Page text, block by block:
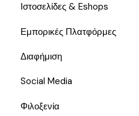
Ιστοσελίδες & Eshops
Εμπορικές Πλατφόρμες
Διαφήμιση
Social Media
Φιλοξενία